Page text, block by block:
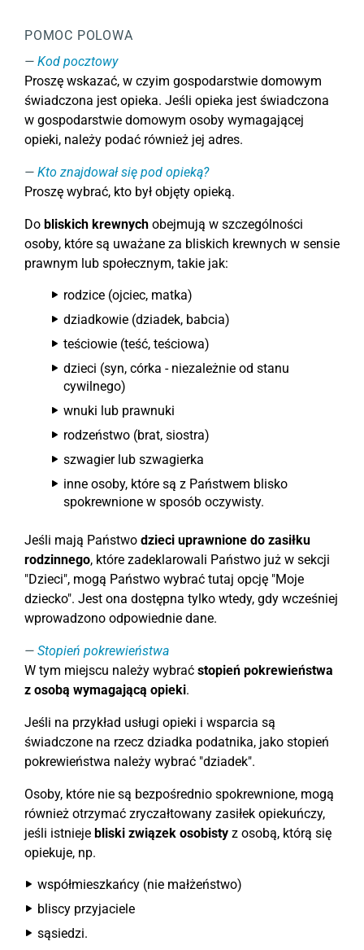
POMOC POLOWA
Kod pocztowy
Proszę wskazać, w czyim gospodarstwie domowym
świadczona jest opieka. Jeśli opieka jest świadczona
w gospodarstwie domowym osoby wymagającej
opieki, należy podać również jej adres.
Kto znajdował się pod opieką?
Proszę wybrać, kto był objęty opieką.
Do bliskich krewnych obejmują w szczególności
osoby, które są uważane za bliskich krewnych w sensie
prawnym lub społecznym, takie jak:
rodzice (ojciec, matka)
dziadkowie (dziadek, babcia)
teściowie (teść, teściowa)
dzieci (syn, córka - niezależnie od stanu
cywilnego)
wnuki lub prawnuki
rodzeństwo (brat, siostra)
szwagier lub szwagierka
inne osoby, które są z Państwem blisko
spokrewnione w sposób oczywisty.
Jeśli mają Państwo dzieci uprawnione do zasiłku
rodzinnego, które zadeklarowali Państwo już w sekcji
"Dzieci", mogą Państwo wybrać tutaj opcję "Moje
dziecko". Jest ona dostępna tylko wtedy, gdy wcześniej
wprowadzono odpowiednie dane.
Stopień pokrewieństwa
W tym miejscu należy wybrać stopień pokrewieństwa
z osobą wymagającą opieki.
Jeśli na przykład usługi opieki i wsparcia są
świadczone na rzecz dziadka podatnika, jako stopień
pokrewieństwa należy wybrać "dziadek".
Osoby, które nie są bezpośrednio spokrewnione, mogą
również otrzymać zryczałtowany zasiłek opiekuńczy,
jeśli istnieje bliski związek osobisty z osobą, którą się
opiekuje, np.
współmieszkańcy (nie małżeństwo)
bliscy przyjaciele
sąsiedzi.